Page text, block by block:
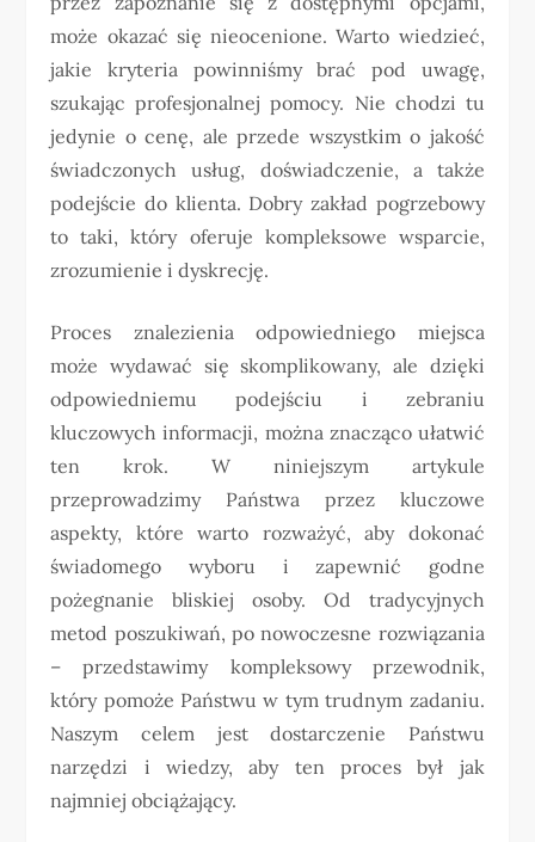
może okazać się nieocenione. Warto wiedzieć,
jakie kryteria powinniśmy brać pod uwagę,
szukając profesjonalnej pomocy. Nie chodzi tu
jedynie o cenę, ale przede wszystkim o jakość
świadczonych usług, doświadczenie, a także
podejście do klienta. Dobry zakład pogrzebowy
to taki, który oferuje kompleksowe wsparcie,
zrozumienie i dyskrecję.
Proces znalezienia odpowiedniego miejsca
może wydawać się skomplikowany, ale dzięki
odpowiedniemu podejściu i zebraniu
kluczowych informacji, można znacząco ułatwić
ten krok. W niniejszym artykule
przeprowadzimy Państwa przez kluczowe
aspekty, które warto rozważyć, aby dokonać
świadomego wyboru i zapewnić godne
pożegnanie bliskiej osoby. Od tradycyjnych
metod poszukiwań, po nowoczesne rozwiązania
– przedstawimy kompleksowy przewodnik,
który pomoże Państwu w tym trudnym zadaniu.
Naszym celem jest dostarczenie Państwu
narzędzi i wiedzy, aby ten proces był jak
najmniej obciążający.